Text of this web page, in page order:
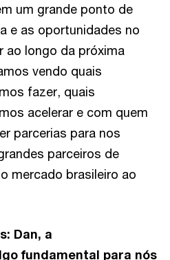
um grande ponto de
e as oportunidades no
ao longo da próxima
vendo quais
fazer, quais
acelerar e com quem
parcerias para nos
parceiros de
mercado brasileiro ao
Dan, a
fundamental para nós